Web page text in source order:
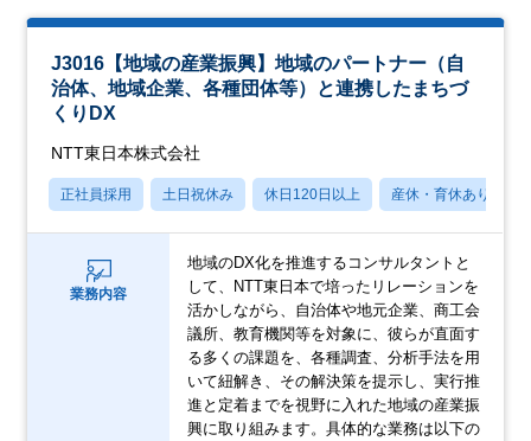
J3016【地域の産業振興】地域のパートナー（自
治体、地域企業、各種団体等）と連携したまちづ
くりDX
NTT東日本株式会社
正社員採用 土日祝休み 休日120日以上 産休・育休あり
業務内容
地域のDX化を推進するコンサルタントと
して、NTT東日本で培ったリレーションを
活かしながら、自治体や地元企業、商工会
議所、教育機関等を対象に、彼らが直面す
る多くの課題を、各種調査、分析手法を用
いて紐解き、その解決策を提示し、実行推
進と定着までを視野に入れた地域の産業振
興に取り組みます。具体的な業務は以下の